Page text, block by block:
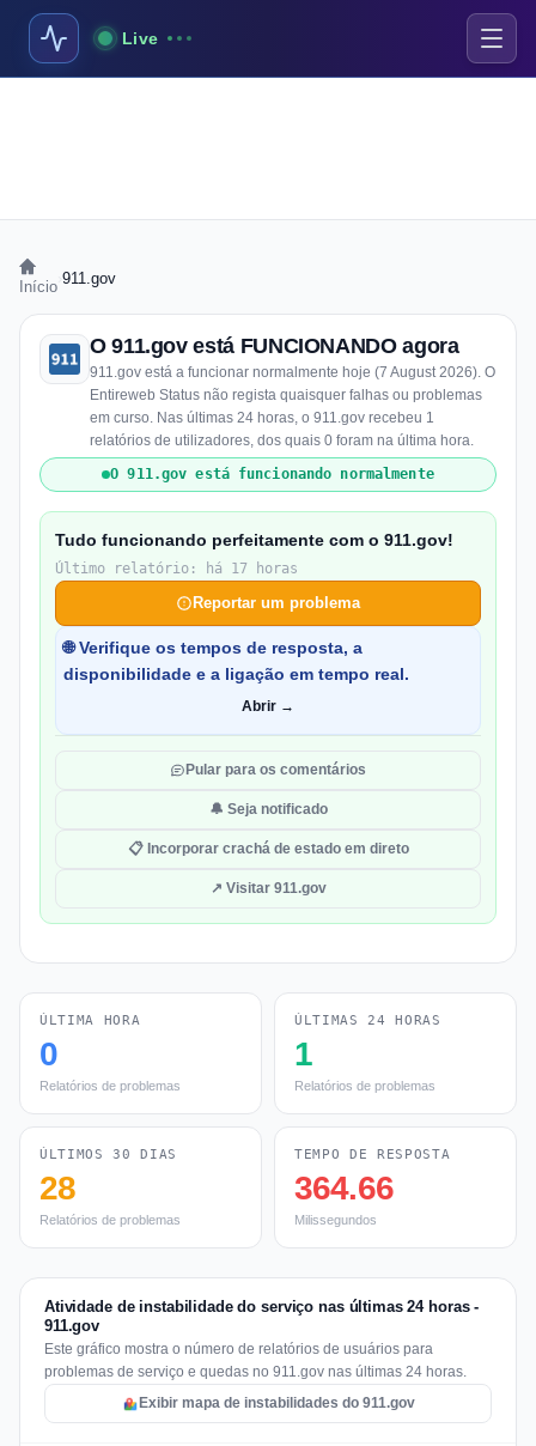
Live
Início 911.gov
O 911.gov está FUNCIONANDO agora
911.gov está a funcionar normalmente hoje (7 August 2026). O
Entireweb Status não regista quaisquer falhas ou problemas
em curso. Nas últimas 24 horas, o 911.gov recebeu 1
relatórios de utilizadores, dos quais 0 foram na última hora.
O 911.gov está funcionando normalmente
Tudo funcionando perfeitamente com o 911.gov!
Último relatório: há 17 horas
Reportar um problema
🌐 Verifique os tempos de resposta, a
disponibilidade e a ligação em tempo real.
Abrir →
Pular para os comentários
🔔 Seja notificado
📋 Incorporar crachá de estado em direto
↗ Visitar 911.gov
ÚLTIMA HORA
0
Relatórios de problemas
ÚLTIMAS 24 HORAS
1
Relatórios de problemas
ÚLTIMOS 30 DIAS
28
Relatórios de problemas
TEMPO DE RESPOSTA
364.66
Milissegundos
Atividade de instabilidade do serviço nas últimas 24 horas -
911.gov
Este gráfico mostra o número de relatórios de usuários para
problemas de serviço e quedas no 911.gov nas últimas 24 horas.
Exibir mapa de instabilidades do 911.gov